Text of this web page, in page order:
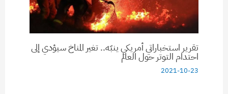
تقرير استخباراتي أمريكي ينبّه.. تغير المناخ سيؤدي إلى
احتدام التوتر حول العالم
2021-10-23